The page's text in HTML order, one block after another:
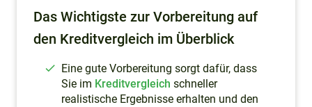
Das Wichtigste zur Vorbereitung auf
den Kreditvergleich im Überblick
Eine gute Vorbereitung sorgt dafür, dass
Sie im Kreditvergleich schneller
realistische Ergebnisse erhalten und den